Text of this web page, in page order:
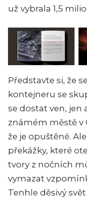
už vybrala 1,5
Představte si, že
kontejneru se
se dostat ven, jen
známém městě v
že je opuštěné.
překážky, které
tvory z nočních
vymazat
Tenhle děsivý